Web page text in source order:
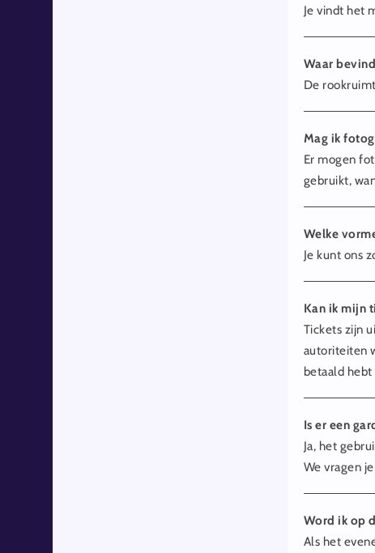
Je vindt het
Waar
De
Mag ik
Er mogen
gebruikt,
Welke
Je kunt ons
Kan ik mijn
Tickets zijn
autoriteiten
betaald
Is er een
Ja, het
We vragen
Word ik op
Als het